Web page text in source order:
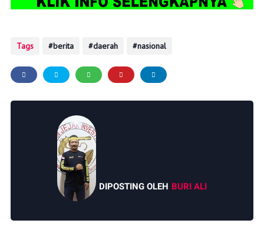
Tags berita daerah nasional
DIPOSTING OLEH BURI ALI